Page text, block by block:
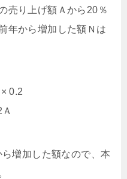
売り上げ額Ａから20％
年から増加した額Ｎは
0.2
増加した額なので、本